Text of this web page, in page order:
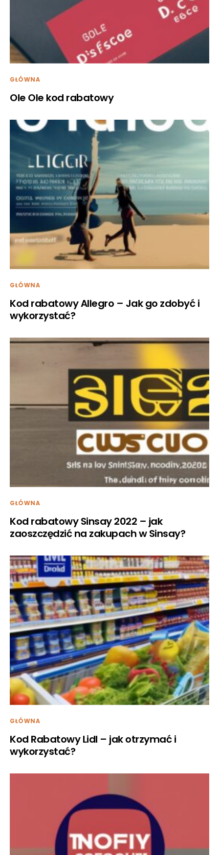
GŁÓWNA
Ole Ole kod rabatowy
GŁÓWNA
Kod rabatowy Allegro – Jak go zdobyć i
wykorzystać?
GŁÓWNA
Kod rabatowy Sinsay 2022 – jak
zaoszczędzić na zakupach w Sinsay?
GŁÓWNA
Kod Rabatowy Lidl – jak otrzymać i
wykorzystać?